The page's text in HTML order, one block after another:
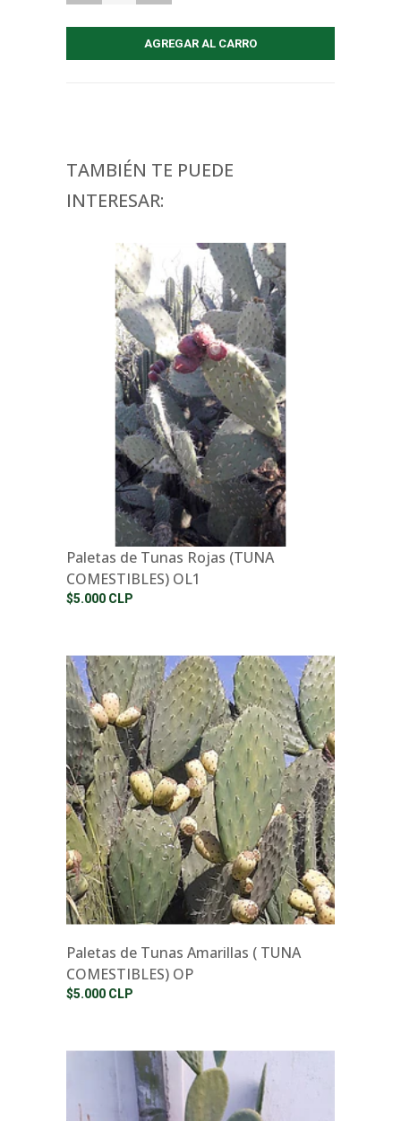
TAMBIÉN TE PUEDE
INTERESAR:
Paletas de Tunas Rojas (TUNA
COMESTIBLES) OL1
$5.000 CLP
Paletas de Tunas Amarillas ( TUNA
COMESTIBLES) OP
$5.000 CLP